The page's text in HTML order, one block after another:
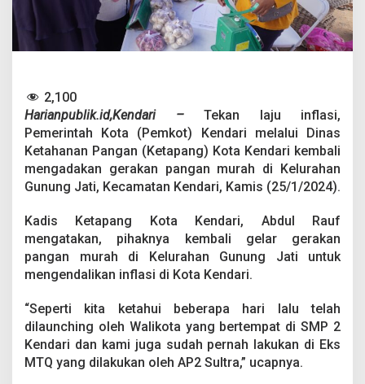
e
t
p
K
n
d
a
r
e
m
a
i
A
d
a
k
2,100
Harianpublik.id,Kendari –
Tekan laju inflasi,
Pemerintah Kota (Pemkot) Kendari melalui Dinas
Ketahanan Pangan (Ketapang) Kota Kendari kembali
mengadakan gerakan pangan murah di Kelurahan
Gunung Jati, Kecamatan Kendari, Kamis (25/1/2024).
Kadis Ketapang Kota Kendari, Abdul Rauf
mengatakan, pihaknya kembali gelar gerakan
pangan murah di Kelurahan Gunung Jati untuk
mengendalikan inflasi di Kota Kendari.
“Seperti kita ketahui beberapa hari lalu telah
dilaunching oleh Walikota yang bertempat di SMP 2
Kendari dan kami juga sudah pernah lakukan di Eks
MTQ yang dilakukan oleh AP2 Sultra,” ucapnya.